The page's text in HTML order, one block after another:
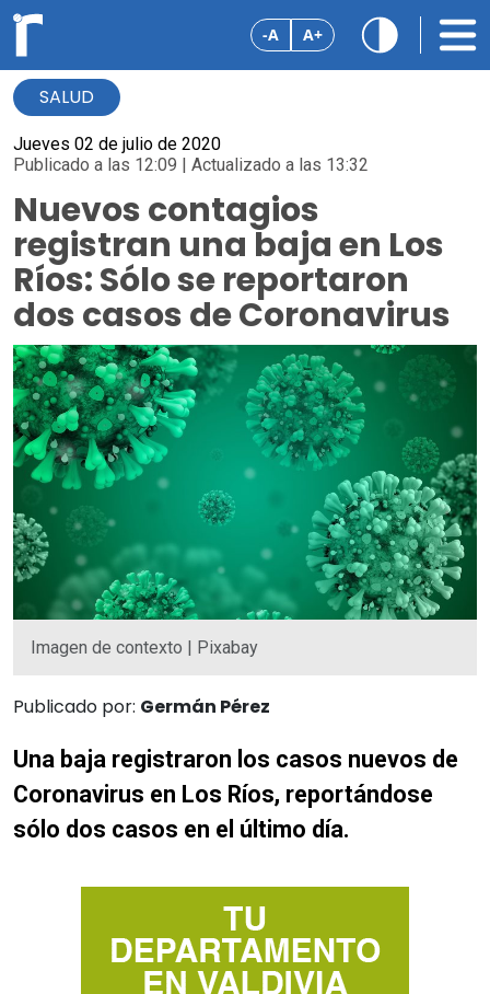
-A A+
SALUD
Jueves 02 de julio de 2020
Publicado a las 12:09 | Actualizado a las 13:32
Nuevos contagios
registran una baja en Los
Ríos: Sólo se reportaron
dos casos de Coronavirus
Imagen de contexto | Pixabay
Publicado por: Germán Pérez
Una baja registraron los casos nuevos de
Coronavirus en Los Ríos, reportándose
sólo dos casos en el último día.